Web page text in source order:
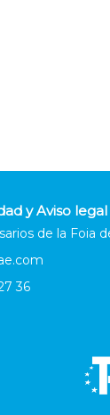
y Aviso legal
de la Foia
36